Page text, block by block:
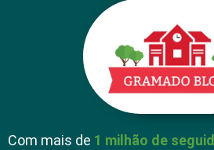
Com mais de 1 milhão de